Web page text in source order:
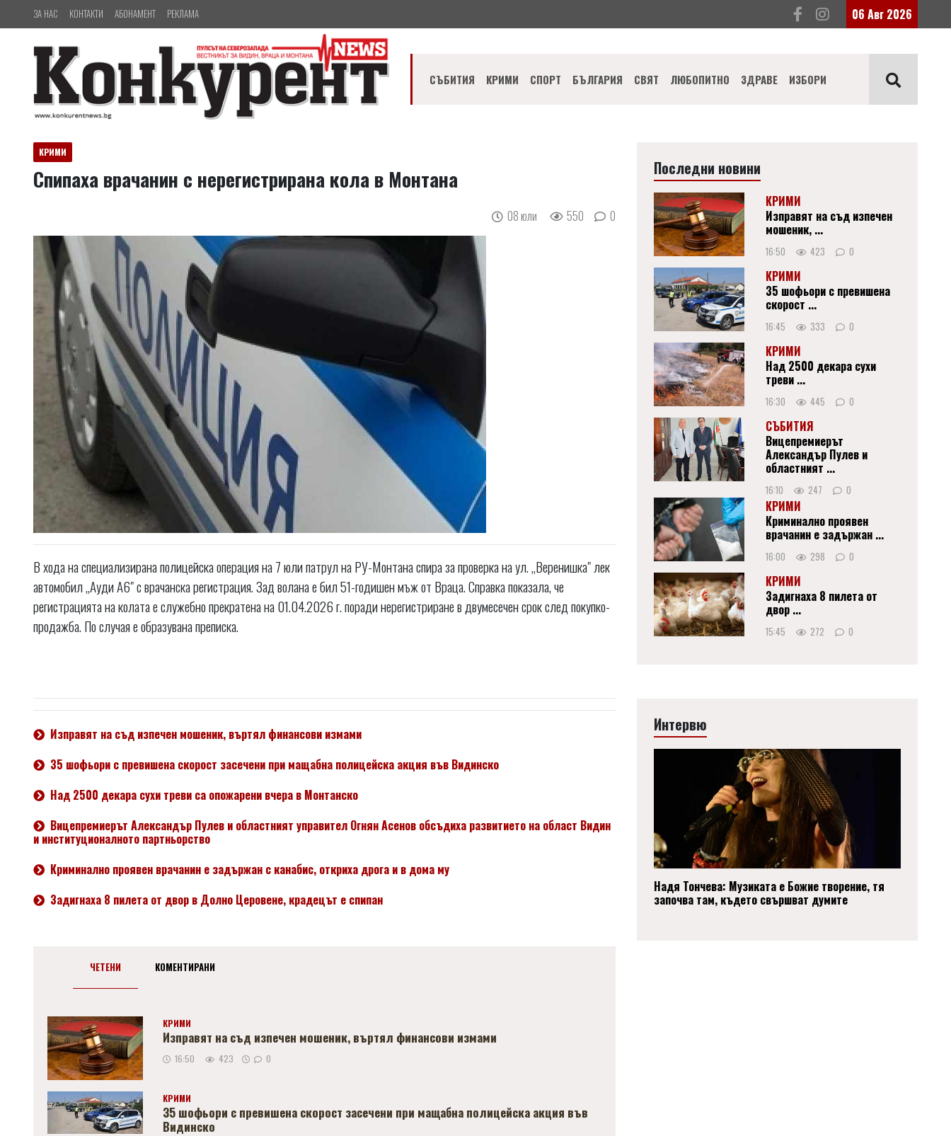
ЗА НАС КОНТАКТИ АБОНАМЕНТ РЕКЛАМА 06 Авг 2026
СЪБИТИЯ КРИМИ СПОРТ БЪЛГАРИЯ СВЯТ ЛЮБОПИТНО ЗДРАВЕ ИЗБОРИ
КРИМИ
Спипаха врачанин с нерегистрирана кола в Монтана
08 юли 550 0
В хода на специализирана полицейска операция на 7 юли патрул на РУ-Монтана спира за проверка на ул. „Веренишка" лек
автомобил „Ауди А6" с врачанска регистрация. Зад волана е бил 51-годишен мъж от Враца. Справка показала, че
регистрацията на колата е служебно прекратена на 01.04.2026 г. поради нерегистриране в двумесечен срок след покупко-
продажба. По случая е образувана преписка.
Изправят на съд изпечен мошеник, въртял финансови измами
35 шофьори с превишена скорост засечени при мащабна полицейска акция във Видинско
Над 2500 декара сухи треви са опожарени вчера в Монтанско
Вицепремиерът Александър Пулев и областният управител Огнян Асенов обсъдиха развитието на област Видин
и институционалното партньорство
Криминално проявен врачанин е задържан с канабис, откриха дрога и в дома му
Задигнаха 8 пилета от двор в Долно Церовене, крадецът е спипан
ЧЕТЕНИ КОМЕНТИРАНИ
КРИМИ
Изправят на съд изпечен мошеник, въртял финансови измами
16:50 423 0
КРИМИ
35 шофьори с превишена скорост засечени при мащабна полицейска акция във
Видинско
Последни новини
КРИМИ
Изправят на съд изпечен
мошеник, ...
16:50 423 0
КРИМИ
35 шофьори с превишена
скорост ...
16:45 333 0
КРИМИ
Над 2500 декара сухи
треви ...
16:30 445 0
СЪБИТИЯ
Вицепремиерът
Александър Пулев и
областният ...
16:10 247 0
КРИМИ
Криминално проявен
врачанин е задържан ...
16:00 298 0
КРИМИ
Задигнаха 8 пилета от
двор ...
15:45 272 0
Интервю
Надя Тончева: Музиката е Божие творение, тя
започва там, където свършват думите